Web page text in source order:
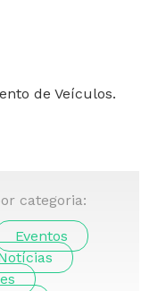
de Veículos.
categoria:
Eventos